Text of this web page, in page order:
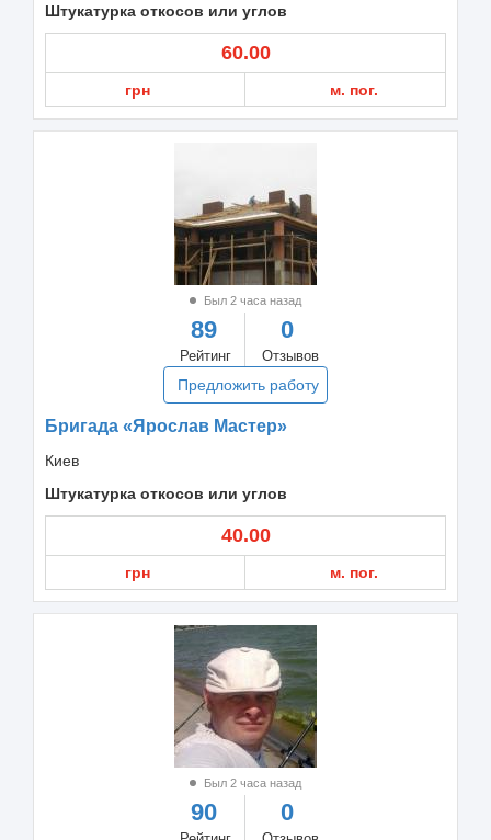
Штукатурка откосов или углов
60.00
грн м. пог.
Был 2 часа назад
89
Рейтинг
0
Отзывов
Предложить работу
Бригада «Ярослав Мастер»
Киев
Штукатурка откосов или углов
40.00
грн м. пог.
Был 2 часа назад
90 0